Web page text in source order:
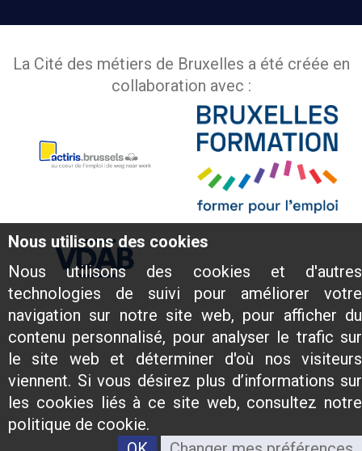
Nous utilisons des cookies
Nous utilisons des cookies et d'autres
technologies de suivi pour améliorer votre
navigation sur notre site web, pour afficher du
contenu personnalisé, pour analyser le trafic sur
le site web et déterminer d'où nos visiteurs
viennent. Si vous désirez plus d’informations sur
les cookies liés à ce site web, consultez notre
politique de cookie.
La Cité des métiers de Bruxelles a été créée en
collaboration avec :